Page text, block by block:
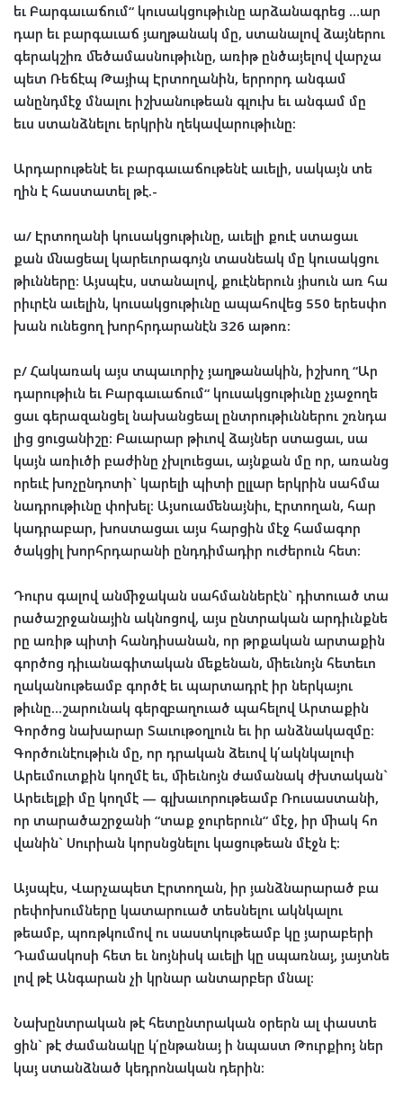
եւ Բարգաւաճում“ կուսակցութիւնը արձանագրեց …ար
դար եւ բարգաւաճ յաղթանակ մը, ստանալով ձայներու
գերակշիռ մեծամասնութիւնը, առիթ ընծայելով վարչա
պետ Ռեճէպ Թայիպ Էրտողանին, երրորդ անգամ
անընդմէջ մնալու իշխանութեան գլուխ եւ անգամ մը
եւս ստանձնելու երկրին ղեկավարութիւնը:
Արդարութենէ եւ բարգաւաճութենէ աւելի, սակայն տե
ղին է հաստատել թէ.-
ա/ Էրտողանի կուսակցութիւնը, աւելի քուէ ստացաւ
քան մնացեալ կարեւորագոյն տասնեակ մը կուսակցու
թիւնները: Այսպէս, ստանալով, քուէներուն յիսուն առ հա
րիւրէն աւելին, կուսակցութիւնը ապահովեց 550 երեսփո
խան ունեցող խորհրդարանէն 326 աթոռ:
բ/ Հակառակ այս տպաւորիչ յաղթանակին, իշխող “Ար
դարութիւն եւ Բարգաւաճում“ կուսակցութիւնը չյաջողե
ցաւ գերազանցել նախանցեալ ընտրութիւններու շռնդա
լից ցուցանիշը: Բաւարար թիւով ձայներ ստացաւ, սա
կայն առիւծի բաժինը չխլուեցաւ, այնքան մը որ, առանց
որեւէ խոչընդոտի` կարելի պիտի ըլլար երկրին սահմա
նադրութիւնը փոխել: Այսուամենայնիւ, Էրտողան, հար
կադրաբար, խոստացաւ այս հարցին մէջ համագոր
ծակցիլ խորհրդարանի ընդդիմադիր ուժերուն հետ:
Դուրս գալով անմիջական սահմաններէն` դիտուած տա
րածաշրջանային ակնոցով, այս ընտրական արդիւնքնե
րը առիթ պիտի հանդիսանան, որ թրքական արտաքին
գործոց դիւանագիտական մեքենան, միեւնոյն հետեւո
ղականութեամբ գործէ եւ պարտադրէ իր ներկայու
թիւնը…շարունակ գերզբաղուած պահելով Արտաքին
Գործոց նախարար Տաւութօղլուն եւ իր անձնակազմը:
Գործունէութիւն մը, որ դրական ձեւով կ՛ակնկալուի
Արեւմուտքին կողմէ եւ, միեւնոյն ժամանակ ժխտական`
Արեւելքի մը կողմէ — գլխաւորութեամբ Ռուսաստանի,
որ տարածաշրջանի “տաք ջուրերուն“ մէջ, իր միակ հո
վանին` Սուրիան կորսնցնելու կացութեան մէջն է:
Այսպէս, Վարչապետ Էրտողան, իր յանձնարարած բա
րեփոխումները կատարուած տեսնելու ակնկալու
թեամբ, պոռթկումով ու սաստկութեամբ կը յարաբերի
Դամասկոսի հետ եւ նոյնիսկ աւելի կը սպառնայ, յայտնե
լով թէ Անգարան չի կրնար անտարբեր մնալ­:
Նախընտրական թէ հետընտրական օրերն ալ փաստե
ցին` թէ ժամանակը կ՛ընթանայ ի նպաստ Թուրքիոյ ներ
կայ ստանձնած կեդրոնական դերին: